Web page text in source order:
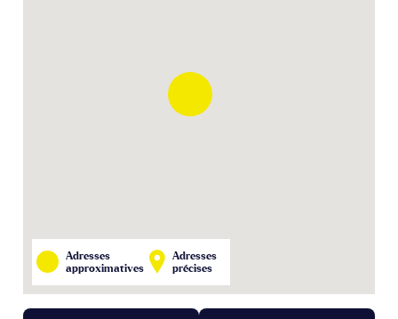
Adresses
approximatives
Adresses
précises